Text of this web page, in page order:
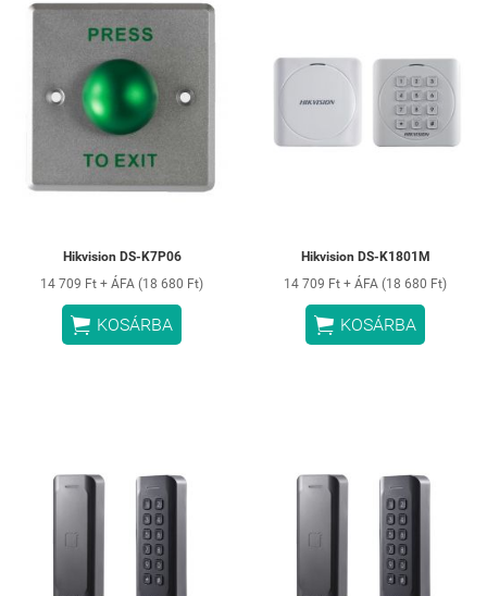
Hikvision DS-K7P06
14 709 Ft + ÁFA (18 680 Ft)
 KOSÁRBA
Hikvision DS-K1801M
14 709 Ft + ÁFA (18 680 Ft)
 KOSÁRBA